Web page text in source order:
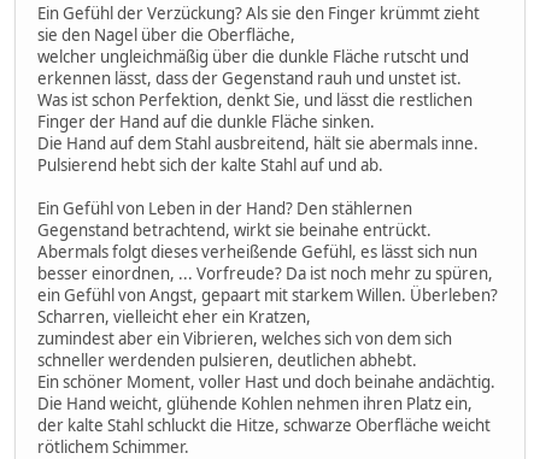
Ein Gefühl der Verzückung? Als sie den Finger krümmt zieht
sie den Nagel über die Oberfläche,
welcher ungleichmäßig über die dunkle Fläche rutscht und
erkennen lässt, dass der Gegenstand rauh und unstet ist.
Was ist schon Perfektion, denkt Sie, und lässt die restlichen
Finger der Hand auf die dunkle Fläche sinken.
Die Hand auf dem Stahl ausbreitend, hält sie abermals inne.
Pulsierend hebt sich der kalte Stahl auf und ab.
Ein Gefühl von Leben in der Hand? Den stählernen
Gegenstand betrachtend, wirkt sie beinahe entrückt.
Abermals folgt dieses verheißende Gefühl, es lässt sich nun
besser einordnen, ... Vorfreude? Da ist noch mehr zu spüren,
ein Gefühl von Angst, gepaart mit starkem Willen. Überleben?
Scharren, vielleicht eher ein Kratzen,
zumindest aber ein Vibrieren, welches sich von dem sich
schneller werdenden pulsieren, deutlichen abhebt.
Ein schöner Moment, voller Hast und doch beinahe andächtig.
Die Hand weicht, glühende Kohlen nehmen ihren Platz ein,
der kalte Stahl schluckt die Hitze, schwarze Oberfläche weicht
rötlichem Schimmer.